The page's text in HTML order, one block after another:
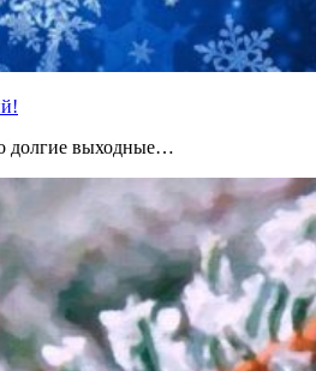
долгие выходные…